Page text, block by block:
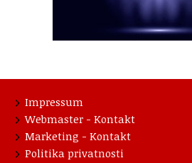
Impressum
Webmaster - Kontakt
Marketing - Kontakt
Politika privatnosti